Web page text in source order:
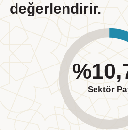
Kurumsal
Etik İlkelerimiz
İnsan Kaynakları
değerlendirir.
Sektör